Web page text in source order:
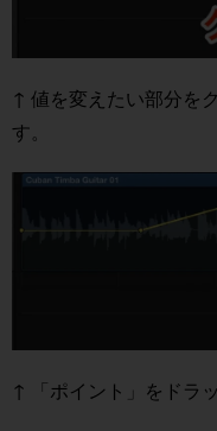
↑ 値を変えたい部分を
す。
↑ 「ポイント」をドラ